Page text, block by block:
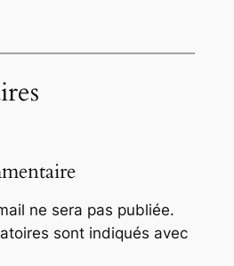
ne sera pas publiée.
sont indiqués avec